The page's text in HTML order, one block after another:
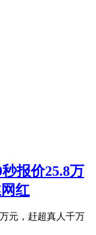
报价25.8万
红
元，赶超真人千万